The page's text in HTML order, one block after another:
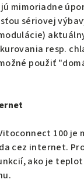
mimoriadne
sériovej
resp.
použiť
100
cez internet.
ako je